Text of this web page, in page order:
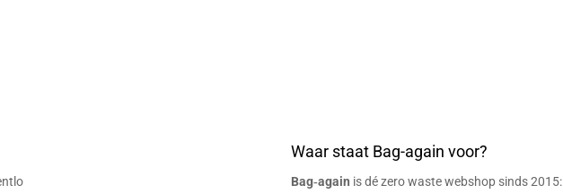
Waar staat Bag-again voor?
Bag‑again is dé zero waste webshop sinds 2015: